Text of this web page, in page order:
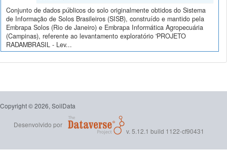
Conjunto de dados públicos do solo originalmente obtidos do Sistema
de Informação de Solos Brasileiros (SISB), construído e mantido pela
Embrapa Solos (Rio de Janeiro) e Embrapa Informática Agropecuária
(Campinas), referente ao levantamento exploratório 'PROJETO
RADAMBRASIL - Lev...
Copyright © 2026, SoilData
Desenvolvido por
v. 5.12.1 build 1122-cf90431